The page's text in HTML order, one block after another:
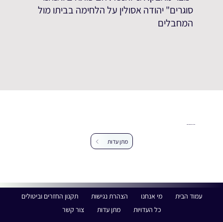
סוגרים" יהודה אסולין על הלחימה בביתו מול
המחבלים
מתן עדות
עמוד הבית מי אנחנו הצהרת נגישות
תקנון החזרים וביטולים
כל העדויות
מתן עדות צור קשר